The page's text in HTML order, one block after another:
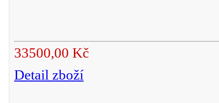
33500,00 Kč
Detail zboží